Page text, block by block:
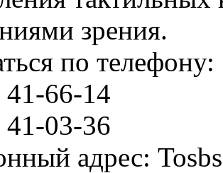
зрения.
по телефону:
66-14
03-36
адрес: